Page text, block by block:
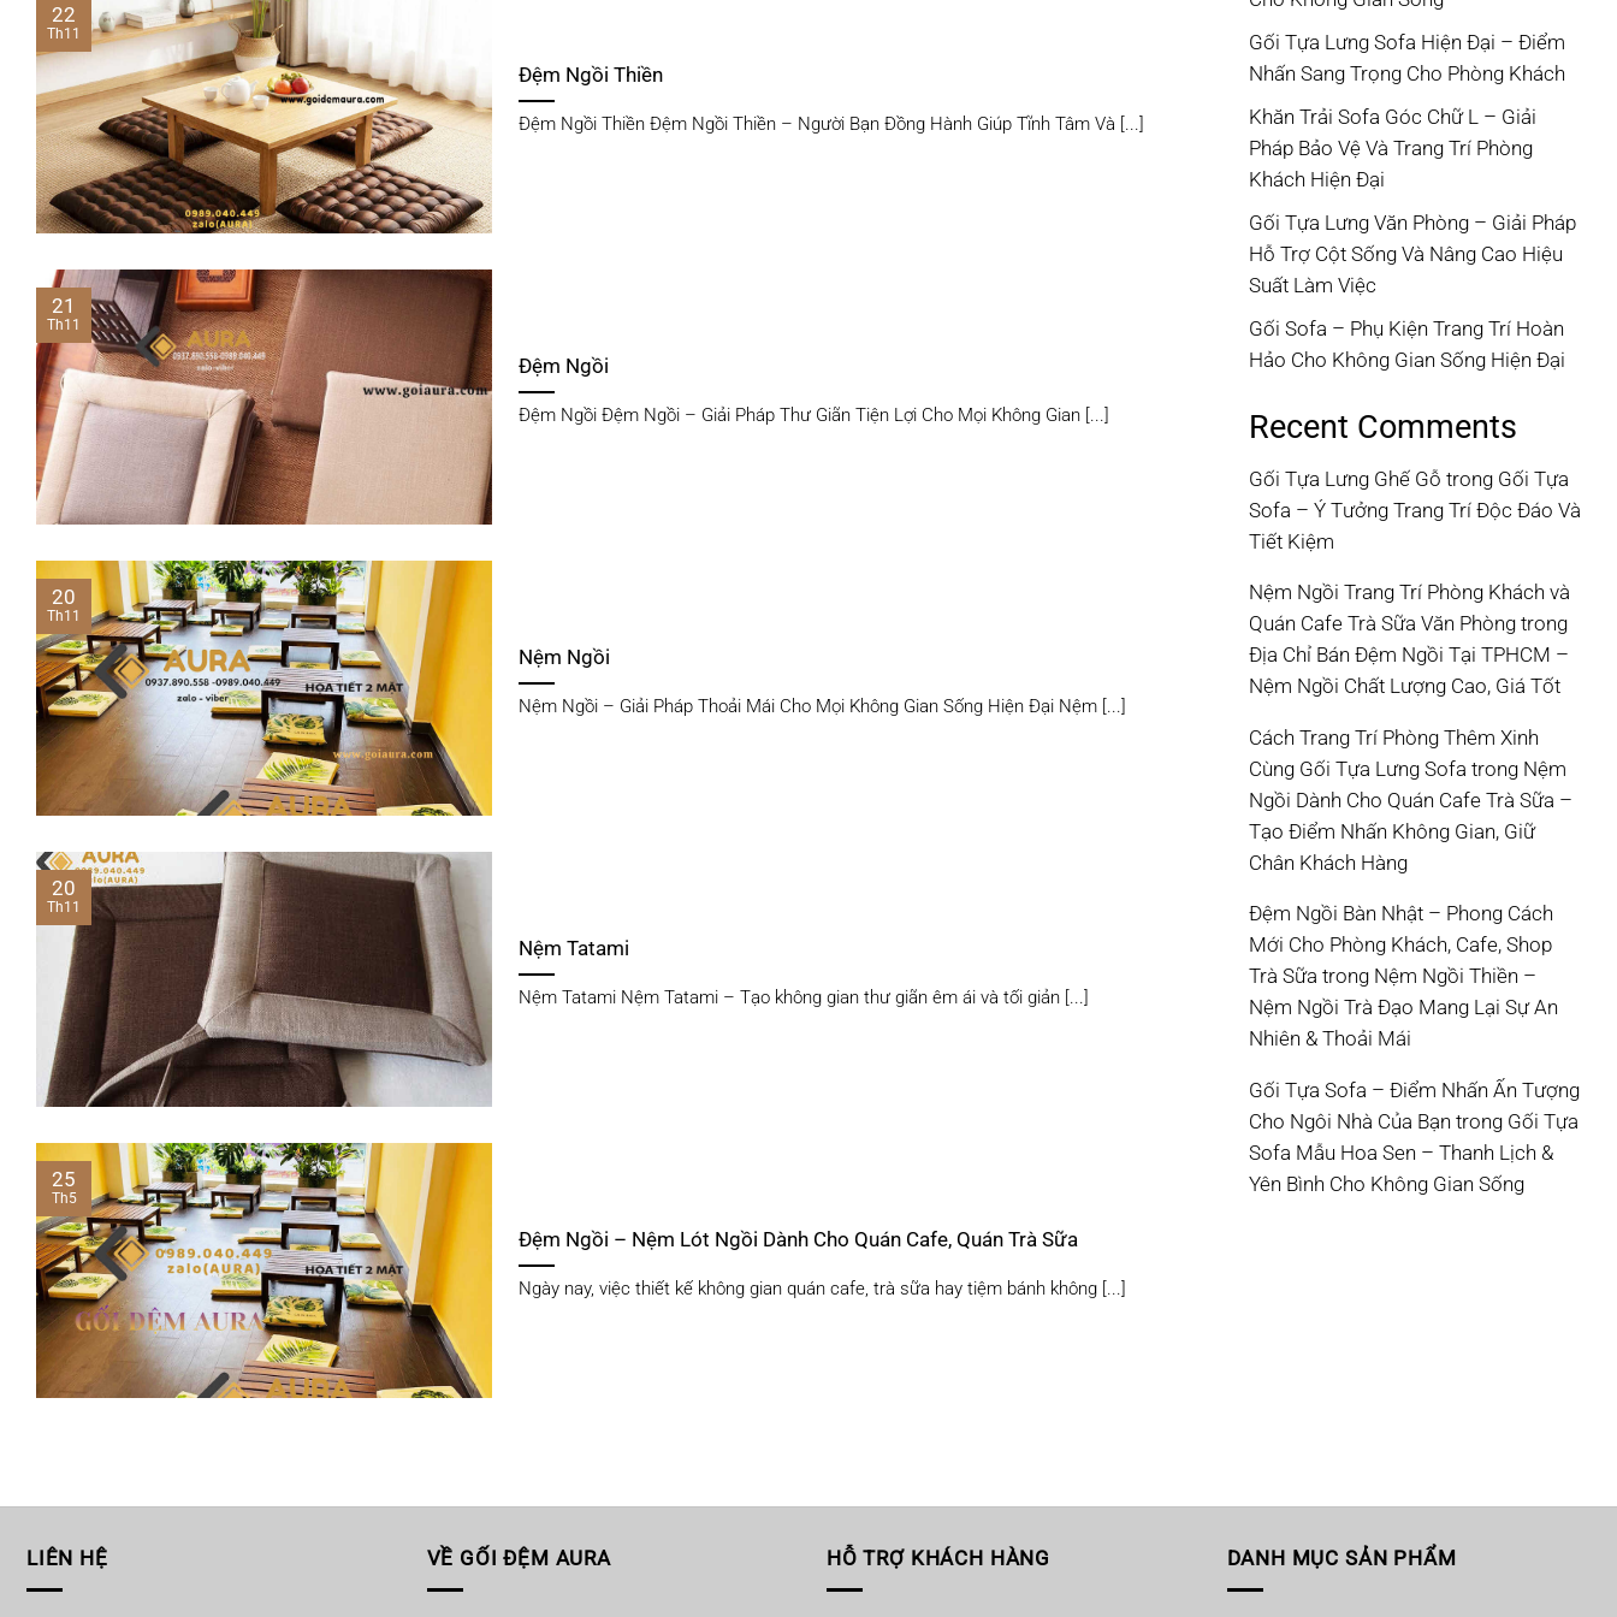
Đệm Ngồi Thiền
Đệm Ngồi Thiền Đệm Ngồi Thiền – Người Bạn Đồng Hành Giúp Tĩnh Tâm Và [...]
22
Th11
Đệm Ngồi
Đệm Ngồi Đệm Ngồi – Giải Pháp Thư Giãn Tiện Lợi Cho Mọi Không Gian [...]
21
Th11
Nệm Ngồi
Nệm Ngồi – Giải Pháp Thoải Mái Cho Mọi Không Gian Sống Hiện Đại Nệm [...]
20
Th11
Nệm Tatami
Nệm Tatami Nệm Tatami – Tạo không gian thư giãn êm ái và tối giản [...]
20
Th11
Đệm Ngồi – Nệm Lót Ngồi Dành Cho Quán Cafe, Quán Trà Sữa
Ngày nay, việc thiết kế không gian quán cafe, trà sữa hay tiệm bánh không [...]
25
Th5
Gối Tựa Lưng Sofa Hiện Đại – Điểm
Nhấn Sang Trọng Cho Phòng Khách
Khăn Trải Sofa Góc Chữ L – Giải
Pháp Bảo Vệ Và Trang Trí Phòng
Khách Hiện Đại
Gối Tựa Lưng Văn Phòng – Giải Pháp
Hỗ Trợ Cột Sống Và Nâng Cao Hiệu
Suất Làm Việc
Gối Sofa – Phụ Kiện Trang Trí Hoàn
Hảo Cho Không Gian Sống Hiện Đại
Recent Comments
Gối Tựa Lưng Ghế Gỗ trong Gối Tựa
Sofa – Ý Tưởng Trang Trí Độc Đáo Và
Tiết Kiệm
Nệm Ngồi Trang Trí Phòng Khách và
Quán Cafe Trà Sữa Văn Phòng trong
Địa Chỉ Bán Đệm Ngồi Tại TPHCM –
Nệm Ngồi Chất Lượng Cao, Giá Tốt
Cách Trang Trí Phòng Thêm Xinh
Cùng Gối Tựa Lưng Sofa trong Nệm
Ngồi Dành Cho Quán Cafe Trà Sữa –
Tạo Điểm Nhấn Không Gian, Giữ
Chân Khách Hàng
Đệm Ngồi Bàn Nhật – Phong Cách
Mới Cho Phòng Khách, Cafe, Shop
Trà Sữa trong Nệm Ngồi Thiền –
Nệm Ngồi Trà Đạo Mang Lại Sự An
Nhiên & Thoải Mái
Gối Tựa Sofa – Điểm Nhấn Ấn Tượng
Cho Ngôi Nhà Của Bạn trong Gối Tựa
Sofa Mẫu Hoa Sen – Thanh Lịch &
Yên Bình Cho Không Gian Sống
LIÊN HỆ VỀ GỐI ĐỆM AURA HỖ TRỢ KHÁCH HÀNG DANH MỤC SẢN PHẨM